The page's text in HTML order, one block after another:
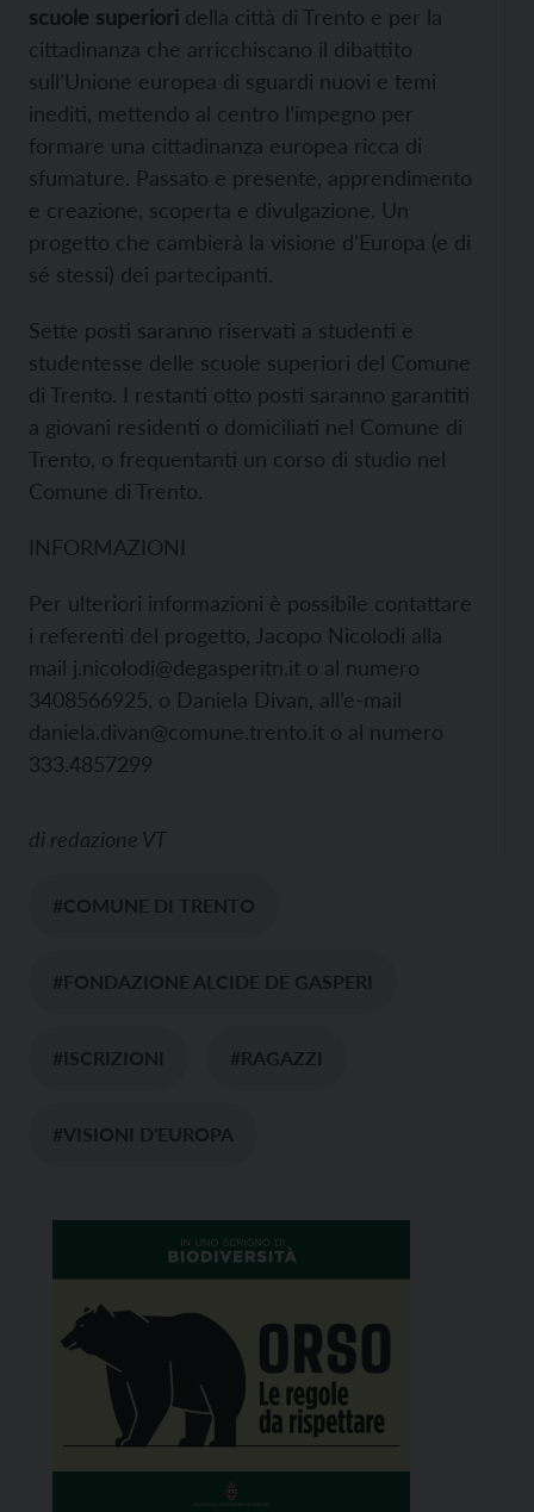
scuole superiori della città di Trento e per la
cittadinanza che arricchiscano il dibattito
sull’Unione europea di sguardi nuovi e temi
inediti, mettendo al centro l’impegno per
formare una cittadinanza europea ricca di
sfumature. Passato e presente, apprendimento
e creazione, scoperta e divulgazione. Un
progetto che cambierà la visione d’Europa (e di
sé stessi) dei partecipanti.
Sette posti saranno riservati a studenti e
studentesse delle scuole superiori del Comune
di Trento. I restanti otto posti saranno garantiti
a giovani residenti o domiciliati nel Comune di
Trento, o frequentanti un corso di studio nel
Comune di Trento.
INFORMAZIONI
Per ulteriori informazioni è possibile contattare
i referenti del progetto, Jacopo Nicolodi alla
mail j.nicolodi@degasperitn.it o al numero
3408566925, o Daniela Divan, all’e-mail
daniela.divan@comune.trento.it o al numero
333.4857299
di redazione VT
#COMUNE DI TRENTO
#FONDAZIONE ALCIDE DE GASPERI
#ISCRIZIONI #RAGAZZI
#VISIONI D'EUROPA